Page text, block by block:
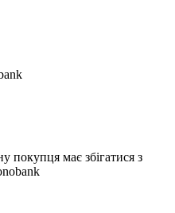
покупця має збігатися з